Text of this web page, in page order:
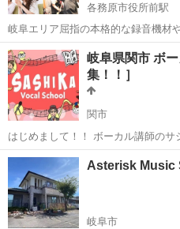
各務原市役所前駅
岐阜エリア屈指の本格的な録音機材
ージシャン講師から楽しく学べる岐阜の音楽
ジックスクール 生徒募集 🎵 岐阜市岩田東エリアにある、地域密着型
の音楽スク...
岐阜 各務原市 各務原市役所
岐阜県関市 ボ
集！！］
関市
はじめまして！！ ボーカル講師のサシカと申します。 東京都・神奈川
県・愛知県・岐阜県にてボーカル講師をして
ミュージカルボイス ・声楽 ・カラ
つのコースがあ...
岐阜 関市
Asterisk Music
岐阜市